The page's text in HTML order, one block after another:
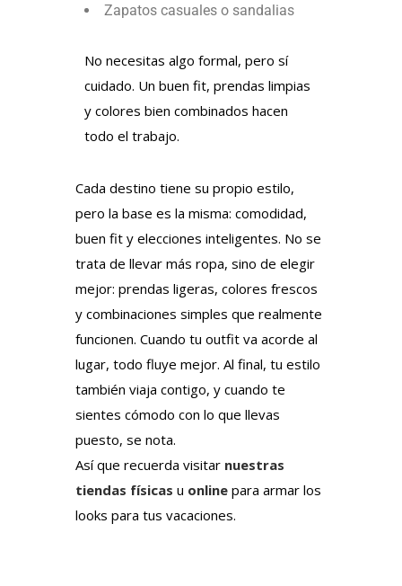
Zapatos casuales o sandalias
No necesitas algo formal, pero sí
cuidado. Un buen fit, prendas limpias
y colores bien combinados hacen
todo el trabajo.
Cada destino tiene su propio estilo,
pero la base es la misma: comodidad,
buen fit y elecciones inteligentes. No se
trata de llevar más ropa, sino de elegir
mejor: prendas ligeras, colores frescos
y combinaciones simples que realmente
funcionen. Cuando tu outfit va acorde al
lugar, todo fluye mejor. Al final, tu estilo
también viaja contigo, y cuando te
sientes cómodo con lo que llevas
puesto, se nota.
Así que recuerda visitar nuestras
tiendas físicas u online para armar los
looks para tus vacaciones.